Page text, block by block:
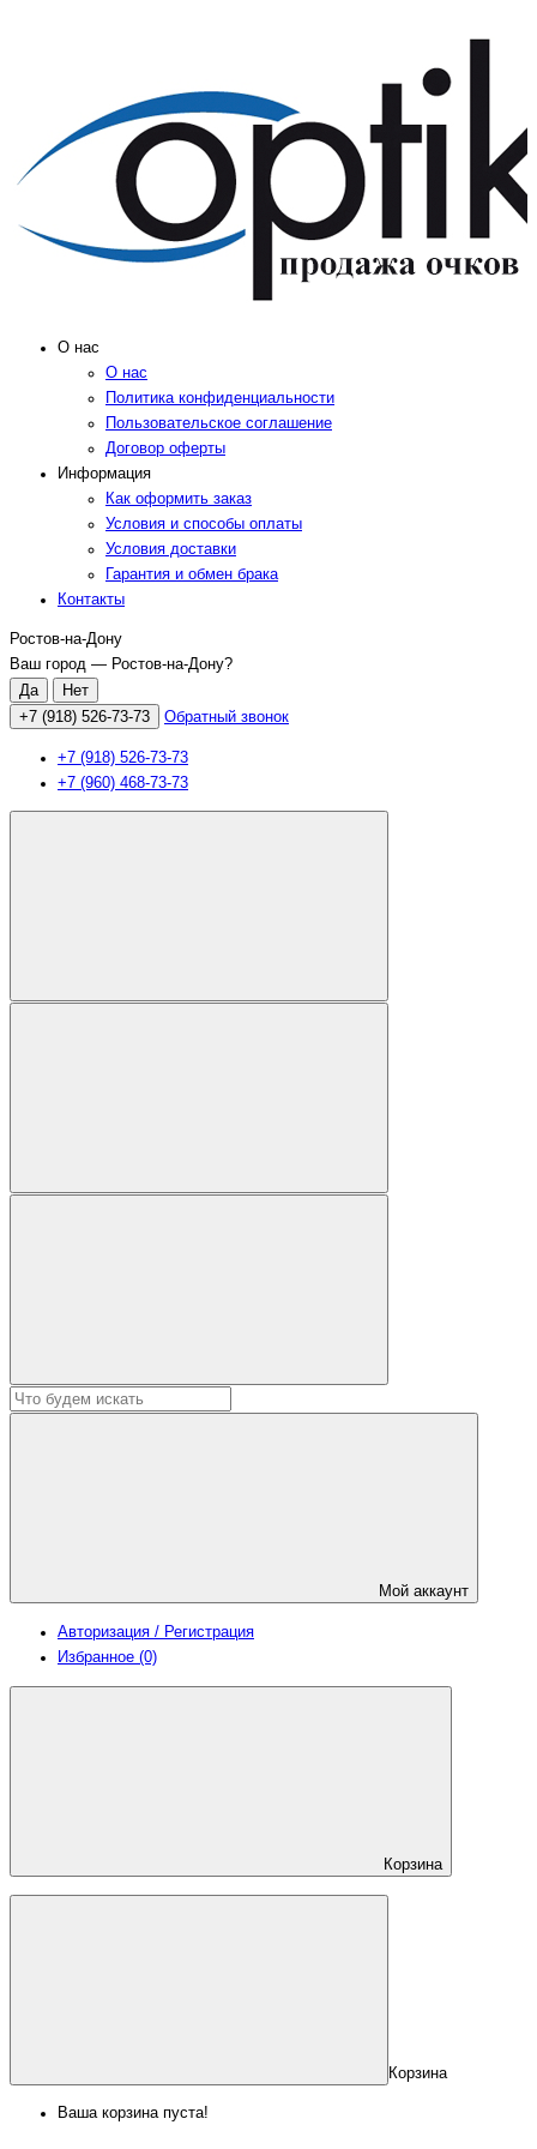
О нас
О нас
Политика конфиденциальности
Пользовательское соглашение
Договор оферты
Информация
Как оформить заказ
Условия и способы оплаты
Условия доставки
Гарантия и обмен брака
Контакты
Ростов-на-Дону
Ваш город — Ростов-на-Дону?
+7 (918) 526-73-73 Обратный звонок
+7 (918) 526-73-73
+7 (960) 468-73-73
Мой аккаунт
Авторизация / Регистрация
Избранное (0)
Корзина
Корзина
Ваша корзина пуста!